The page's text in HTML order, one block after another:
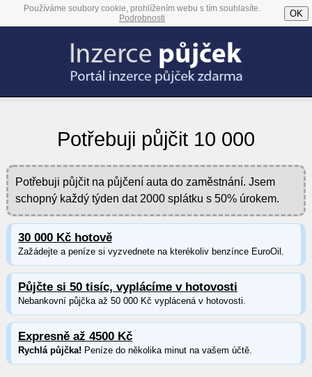
Používáme soubory cookie, prohlížením webu s tím souhlasíte.
Podrobnosti
OK
Potřebuji půjčit 10 000
Potřebuji půjčit na půjčení auta do zaměstnání. Jsem
schopný každý týden dat 2000 splátku s 50% úrokem.
30 000 Kč hotově
Zažádejte a peníze si vyzvednete na kterékoliv benzínce EuroOil.
Půjčte si 50 tisíc, vyplácíme v hotovosti
Nebankovní půjčka až 50 000 Kč vyplácená v hotovosti.
Expresně až 4500 Kč
Rychlá půjčka! Peníze do několika minut na vašem účtě.